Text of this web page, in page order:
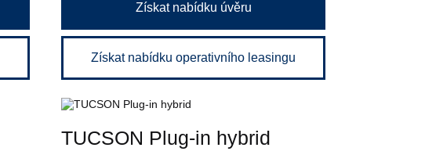
Získat nabídku úvěru
Získat nabídku operativního leasingu
TUCSON Plug-in hybrid